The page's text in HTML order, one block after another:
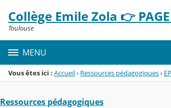
Menu de la rubrique
Contenu
Collège Emile Zola 👉
Toulouse
MENU
Vous êtes ici : Accueil› Ressources pédagogiques›
Ressources pédagogiques